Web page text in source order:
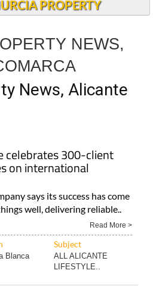
News, Alicante
on international
says its success has come
well, delivering reliable..
Blanca
ALL ALICANTE
LIFESTYLE..